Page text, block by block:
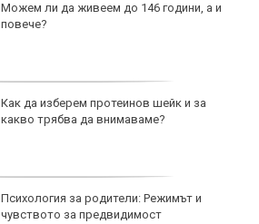
Можем ли да живеем до 146 години, а и
повече?
Как да изберем протеинов шейк и за
какво трябва да внимаваме?
Психология за родители: Режимът и
чувството за предвидимост